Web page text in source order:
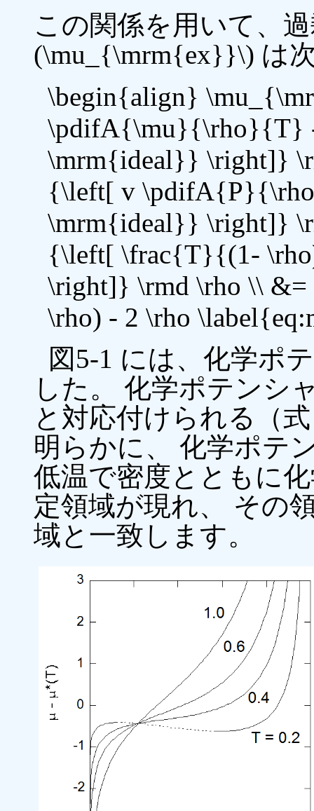
この関係を用いて、
(\mu_{\mrm{ex}}\) は
\begin{align}
\pdifA{\mu}{\rho}{T}
\mrm{ideal}} \right]}
{\left[ v
\mrm{ideal}} \right]}
{\left[ \frac{T}{(1-
\right]} \rmd \rho \\
\rho) - 2 \rho
図5-1 には、化学ポ
した。 化学ポテンシ
と対応付けられる（
明らかに、 化学ポテ
低温で密度とともに
定領域が現れ、 その
域と一致します。